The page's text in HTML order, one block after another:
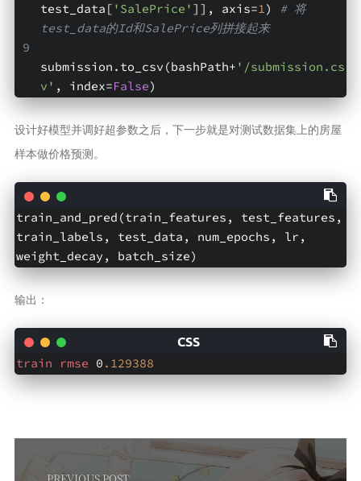
test_data[ 'SalePrice' ]], axis=1)
# 将
test_data的Id和SalePrice列拼接起来
submission.to_csv(bashPath+ '/submission.cs
v' , index=False)
设计好模型并调好超参数之后，下一步就是对测试数据集上的房屋
样本做价格预测。
train_and_pred(train_features, test_features,
train_labels, test_data, num_epochs, lr,
weight_decay, batch_size)
输出：
train rmse 0 .129388